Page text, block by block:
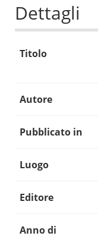
Dettagli
Titolo
Autore
Pubblicato in
Luogo
Editore
Anno di